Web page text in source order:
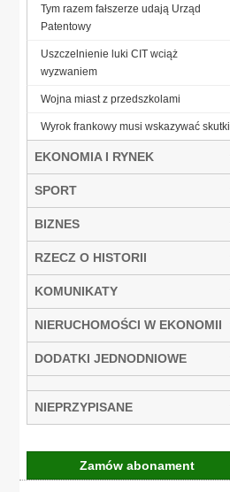
Tym razem fałszerze udają Urząd
Patentowy
Uszczelnienie luki CIT wciąż
wyzwaniem
Wojna miast z przedszkolami
Wyrok frankowy musi wskazywać skutki
EKONOMIA I RYNEK
SPORT
BIZNES
RZECZ O HISTORII
KOMUNIKATY
NIERUCHOMOŚCI W EKONOMII
DODATKI JEDNODNIOWE
NIEPRZYPISANE
Zamów abonament